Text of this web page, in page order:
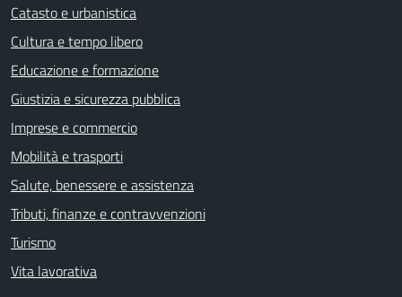
Catasto e urbanistica
Cultura e tempo libero
Educazione e formazione
Giustizia e sicurezza pubblica
Imprese e commercio
Mobilità e trasporti
Salute, benessere e assistenza
Tributi, finanze e contravvenzioni
Turismo
Vita lavorativa